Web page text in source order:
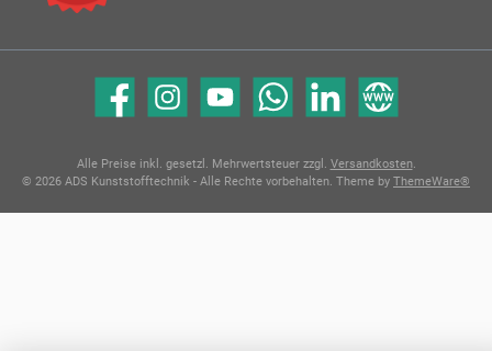
Facebook Instagram YouTube WhatsApp LinkedIn Website
Alle Preise inkl. gesetzl. Mehrwertsteuer zzgl. Versandkosten.
© 2026 ADS Kunststofftechnik - Alle Rechte vorbehalten. Theme by ThemeWare®